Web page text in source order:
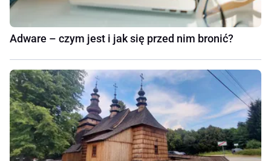
Adware – czym jest i jak się przed nim bronić?